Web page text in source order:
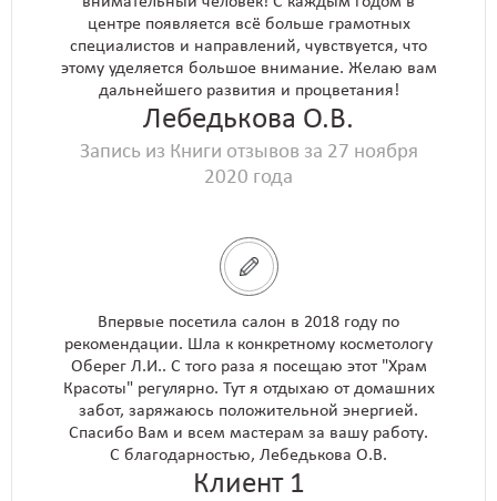
центре появляется всё больше грамотных
специалистов и направлений, чувствуется, что
этому уделяется большое внимание. Желаю вам
дальнейшего развития и процветания!
Лебедькова О.В.
Запись из Книги отзывов за 27 ноября
2020 года
Впервые посетила салон в 2018 году по
рекомендации. Шла к конкретному косметологу
Оберег Л.И.. С того раза я посещаю этот "Храм
Красоты" регулярно. Тут я отдыхаю от домашних
забот, заряжаюсь положительной энергией.
Спасибо Вам и всем мастерам за вашу работу.
С благодарностью, Лебедькова О.В.
Клиент 1